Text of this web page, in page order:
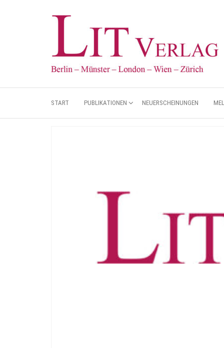
START PUBLIKATIONEN NEUERSCHEINUNGEN